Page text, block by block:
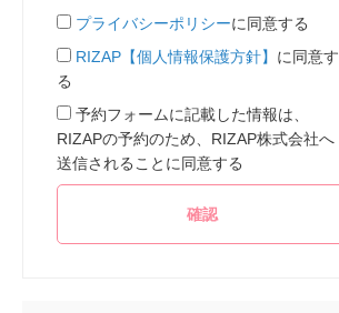
プライバシーポリシーに同意する
RIZAP【個人情報保護方針】 に同意す
る
予約フォームに記載した情報は、
RIZAPの予約のため、RIZAP株式会社へ
送信されることに同意する